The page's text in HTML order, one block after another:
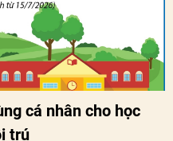
cá nhân cho học
trú